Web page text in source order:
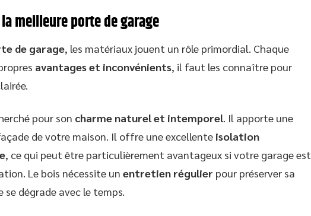
meilleure porte de garage
de garage, les matériaux jouent un rôle primordial. Chaque
avantages et inconvénients, il faut les connaître pour
pour son charme naturel et intemporel. Il apporte une
de votre maison. Il offre une excellente isolation
, ce qui peut être particulièrement avantageux si votre garage est
Le bois nécessite un entretien régulier pour préserver sa
dégrade avec le temps.